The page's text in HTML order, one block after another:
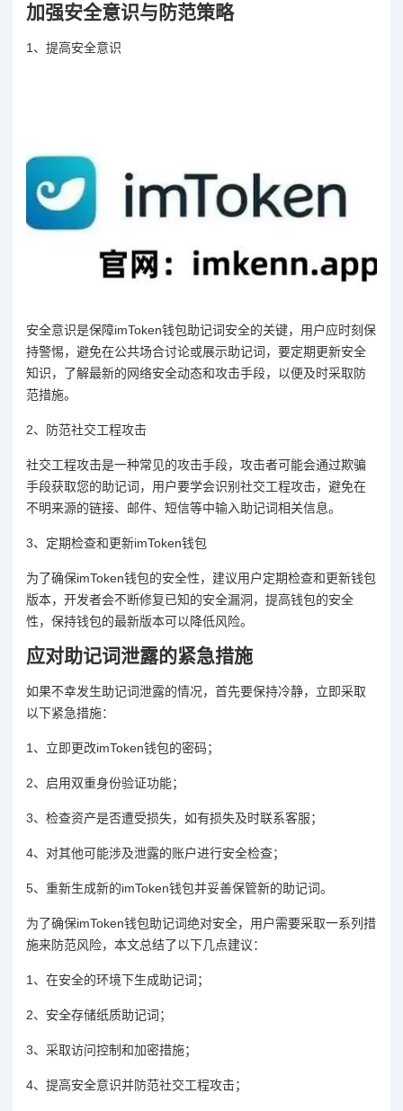
加强安全意识与防范策略
1、提高安全意识
安全意识是保障imToken钱包助记词安全的关键，用户应时刻保
持警惕，避免在公共场合讨论或展示助记词，要定期更新安全
知识，了解最新的网络安全动态和攻击手段，以便及时采取防
范措施。
2、防范社交工程攻击
社交工程攻击是一种常见的攻击手段，攻击者可能会通过欺骗
手段获取您的助记词，用户要学会识别社交工程攻击，避免在
不明来源的链接、邮件、短信等中输入助记词相关信息。
3、定期检查和更新imToken钱包
为了确保imToken钱包的安全性，建议用户定期检查和更新钱包
版本，开发者会不断修复已知的安全漏洞，提高钱包的安全
性，保持钱包的最新版本可以降低风险。
应对助记词泄露的紧急措施
如果不幸发生助记词泄露的情况，首先要保持冷静，立即采取
以下紧急措施：
1、立即更改imToken钱包的密码；
2、启用双重身份验证功能；
3、检查资产是否遭受损失，如有损失及时联系客服；
4、对其他可能涉及泄露的账户进行安全检查；
5、重新生成新的imToken钱包并妥善保管新的助记词。
为了确保imToken钱包助记词绝对安全，用户需要采取一系列措
施来防范风险，本文总结了以下几点建议：
1、在安全的环境下生成助记词；
2、安全存储纸质助记词；
3、采取访问控制和加密措施；
4、提高安全意识并防范社交工程攻击；